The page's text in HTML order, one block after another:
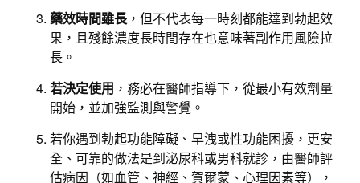
藥效時間雖長 ，但不代表每一時刻都能達到勃起效
果，且殘餘濃度長時間存在也意味著副作用風險拉
長。
若決定使用 ，務必在醫師指導下，從最小有效劑量
開始，並加強監測與警覺。
若你遇到勃起功能障礙、早洩或性功能困擾，更安
全、可靠的做法是到泌尿科或男科就診，由醫師評
估病因（如血管、神經、賀爾蒙、心理因素等），